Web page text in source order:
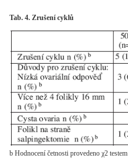
Tab. 4. Zrušení cyklů
b Hodnocení četnosti provedeno χ2 testem